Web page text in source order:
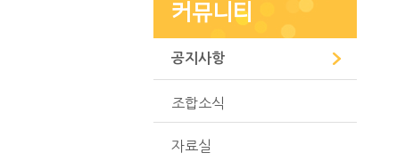
커뮤니티
공지사항
조합소식
자료실